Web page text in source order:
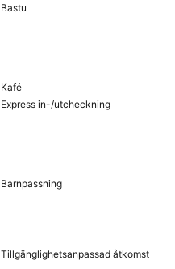
Bastu
Kafé
Express in-/utcheckning
Barnpassning
Tillgänglighetsanpassad åtkomst